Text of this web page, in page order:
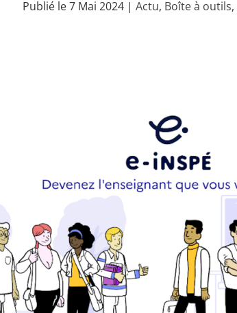
Publié le 7 Mai 2024| Actu, Boîte à outils,